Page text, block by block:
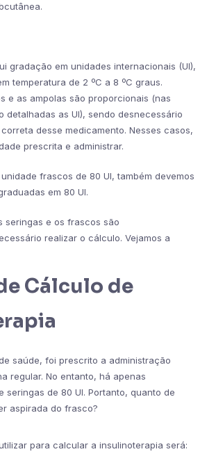
gradação em unidades internacionais (UI),
temperatura de 2 ºC a 8 ºC graus.
e as ampolas são proporcionais (nas
detalhadas as UI), sendo desnecessário
desse medicamento. Nesses casos,
prescrita e administrar.
frascos de 80 UI, também devemos
em 80 UI.
seringas e os frascos são
realizar o cálculo. Vejamos a
Cálculo de
saúde, foi prescrito a administração
regular. No entanto, há apenas
seringas de 80 UI. Portanto, quanto de
aspirada do frasco?
para calcular a insulinoterapia será: